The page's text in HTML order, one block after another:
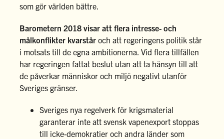
som gör världen bättre.
Barometern 2018 visar att flera intresse- och
målkonflikter kvarståroch att regeringens politik står
i motsats till de egna ambitionerna. Vid flera tillfällen
har regeringen fattat beslut utan att ta hänsyn till att
de påverkar människor och miljö negativt utanför
Sveriges gränser.
Sveriges nya regelverk för krigsmaterial
garanterar inte att svensk vapenexport stoppas
till icke-demokratier och andra länder som